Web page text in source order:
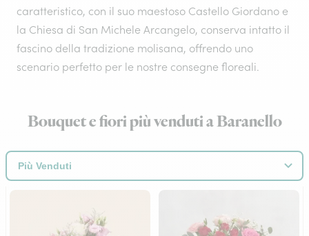
caratteristico, con il suo maestoso Castello Giordano e
la Chiesa di San Michele Arcangelo, conserva intatto il
fascino della tradizione molisana, offrendo uno
scenario perfetto per le nostre consegne floreali.
Bouquet e fiori più venduti a Baranello